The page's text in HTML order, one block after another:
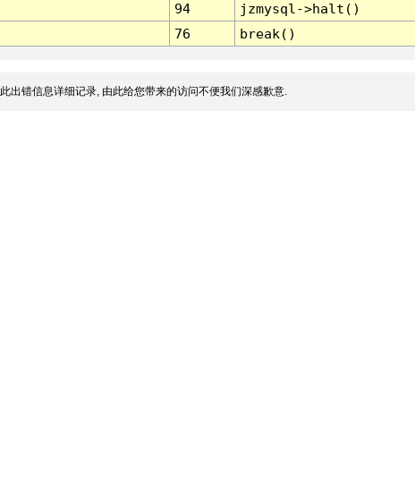
94
jzmysql->halt()
76 break()
出错信息详细记录, 由此给您带来的访问不便我们深感歉意.